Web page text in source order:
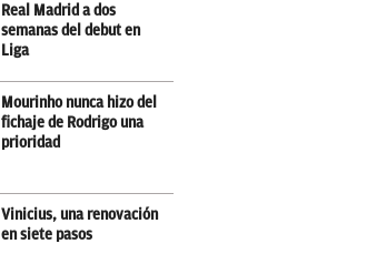
Real Madrid a dos
semanas del debut en
Liga
Mourinho nunca hizo del
fichaje de Rodrigo una
prioridad
Vinicius, una renovación
en siete pasos